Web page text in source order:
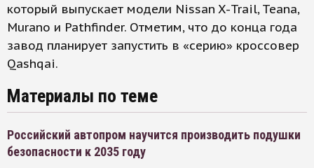
который выпускает модели Nissan X-Trail, Teana,
Murano и Pathfinder. Отметим, что до конца года
завод планирует запустить в «серию» кроссовер
Qashqai.
Материалы по теме
Российский автопром научится производить подушки
безопасности к 2035 году